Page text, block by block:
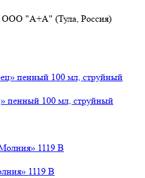
ООО "А+А" (Тула, Россия)
пенный 100 мл, струйный
1119 В